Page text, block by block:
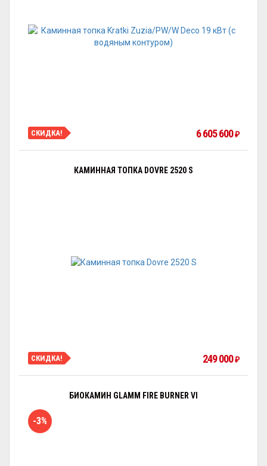
СКИДКА! 6 605 600 ₽
КАМИННАЯ ТОПКА DOVRE 2520 S
СКИДКА! 249 000 ₽
БИОКАМИН GLAMM FIRE BURNER VI
-3%